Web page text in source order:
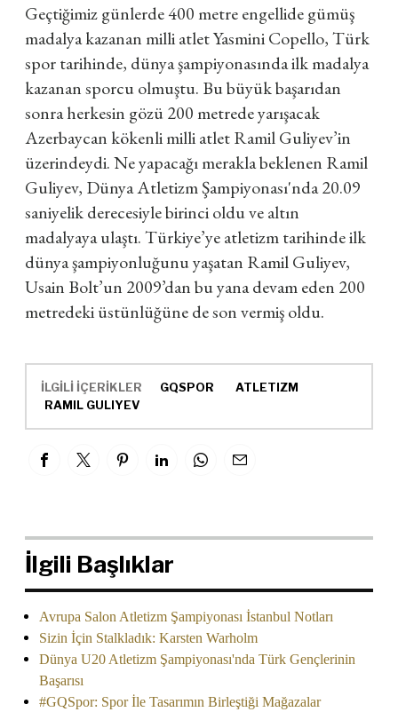
Geçtiğimiz günlerde 400 metre engellide gümüş
madalya kazanan milli atlet Yasmini Copello, Türk
spor tarihinde, dünya şampiyonasında ilk madalya
kazanan sporcu olmuştu. Bu büyük başarıdan
sonra herkesin gözü 200 metrede yarışacak
Azerbaycan kökenli milli atlet Ramil Guliyev’in
üzerindeydi. Ne yapacağı merakla beklenen Ramil
Guliyev, Dünya Atletizm Şampiyonası'nda 20.09
saniyelik derecesiyle birinci oldu ve altın
madalyaya ulaştı. Türkiye’ye atletizm tarihinde ilk
dünya şampiyonluğunu yaşatan Ramil Guliyev,
Usain Bolt’un 2009’dan bu yana devam eden 200
metredeki üstünlüğüne de son vermiş oldu.
İLGİLİ İÇERİKLER GQSPOR
ATLETIZM
RAMIL GULIYEV
İlgili Başlıklar
Avrupa Salon Atletizm Şampiyonası İstanbul Notları
Sizin İçin Stalkladık: Karsten Warholm
Dünya U20 Atletizm Şampiyonası'nda Türk Gençlerinin
Başarısı
#GQSpor: Spor İle Tasarımın Birleştiği Mağazalar